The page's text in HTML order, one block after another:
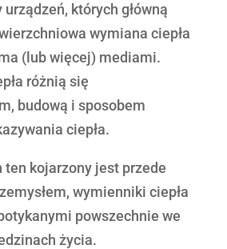
których główną
wymiana ciepła
(lub więcej) mediami.
różnią się
budową i sposobem
ciepła.
ten kojarzony jest przede
wymienniki ciepła
powszechnie we
życia.